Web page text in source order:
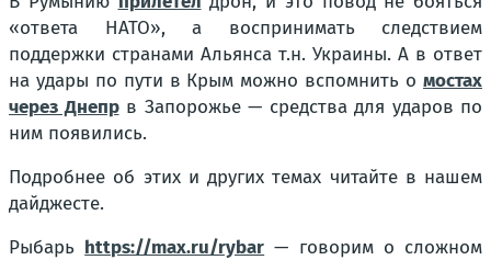
«ответа НАТО», а воспринимать следствием
поддержки странами Альянса т.н. Украины. А в ответ
на удары по пути в Крым можно вспомнить о мостах
через Днепрв Запорожье — средства для ударов по
ним появились.
Подробнее об этих и других темах читайте в нашем
дайджесте.
Рыбарь https://max.ru/rybar — говорим о сложном